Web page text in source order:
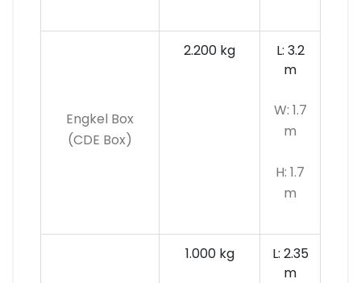
Engkel Box
(CDE Box)
2.200 kg
L: 3.2
m
W: 1.7
m
H: 1.7
m
1.000 kg
L: 2.35
m